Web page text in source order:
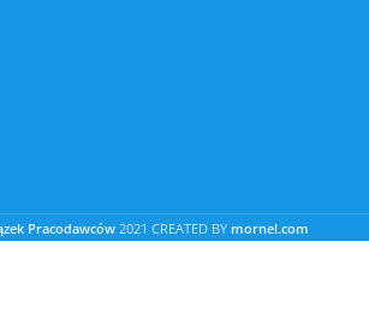
Pracodawców 2021 CREATED BY mornel.com